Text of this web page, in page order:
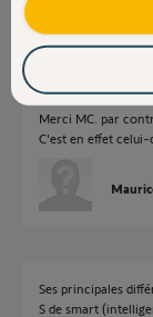
Merci MC. par
C'est en effet
Ses principales
S de smart